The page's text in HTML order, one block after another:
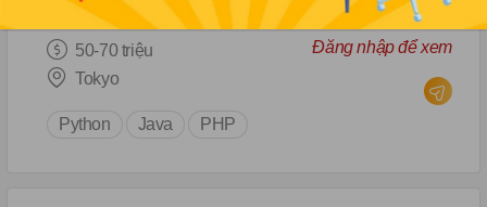
Kỹ sư phát triển phần mềm tại Tokyo
50-70 triệu
Tokyo
Python Java PHP
Tiền thưởng
Đăng nhập để xem